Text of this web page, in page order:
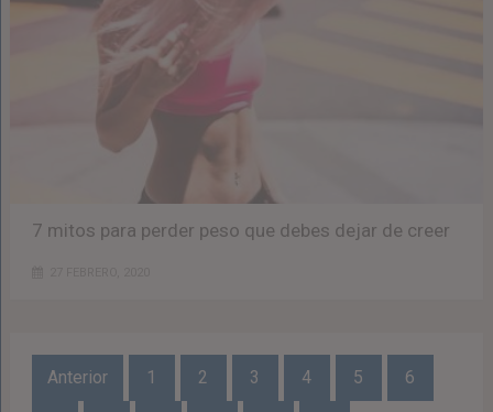
7 mitos para perder peso que debes dejar de creer
Navegación
Anterior 1 2 3 4 5 6